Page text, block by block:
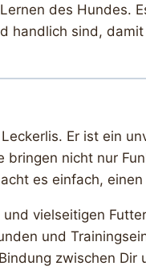
des Hundes.
sind,
Er ist ein
nicht nur
es einfach,
vielseitigen
und
zwischen Dir